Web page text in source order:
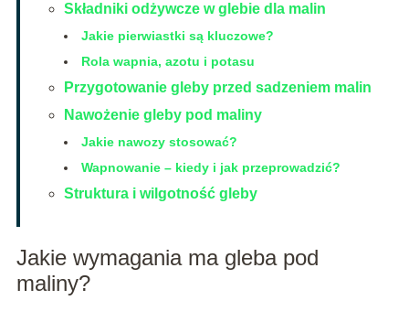
Składniki odżywcze w glebie dla malin
Jakie pierwiastki są kluczowe?
Rola wapnia, azotu i potasu
Przygotowanie gleby przed sadzeniem malin
Nawożenie gleby pod maliny
Jakie nawozy stosować?
Wapnowanie – kiedy i jak przeprowadzić?
Struktura i wilgotność gleby
Jakie wymagania ma gleba pod
maliny?